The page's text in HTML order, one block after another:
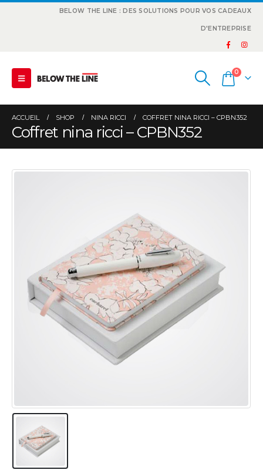
BELOW THE LINE : DES SOLUTIONS POUR VOS CADEAUX
D'ENTREPRISE
0
ACCUEIL SHOP NINA RICCI COFFRET NINA RICCI – CPBN352
Coffret nina ricci – CPBN352